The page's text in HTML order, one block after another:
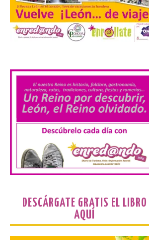
7 Ago 2026
Tendrá lugar el 9 de
Gradefes. Una cita
imprescindible para disfrutar de los
mejores dulces conventuales, tradición,
cultura y un ambiente único. El
Ayuntamiento de Gradefes, intentando
La decimoctava fotografía
de León de…viaje nos llega
desde la sede del
Estrasburgo.
DESCÁRGATE GRATIS EL LIBRO
AQUÍ